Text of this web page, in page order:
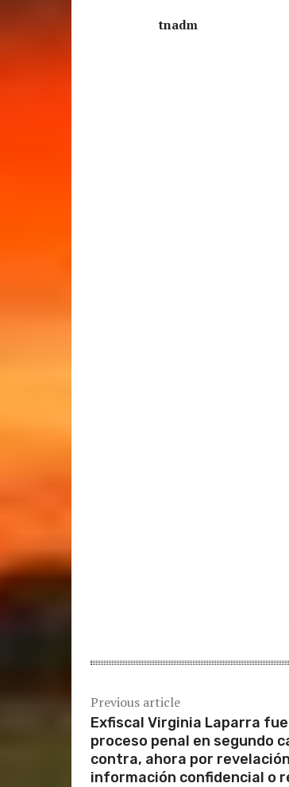
tnadm
Previous article
Exfiscal Virginia Laparra
proceso penal en segundo
contra, ahora por
información confidencial o